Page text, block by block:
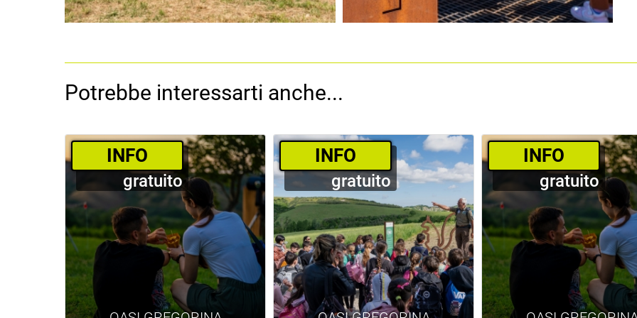
Potrebbe interessarti anche...
­INFO
gratuito
­INFO
gratuito
­INFO
gratuito